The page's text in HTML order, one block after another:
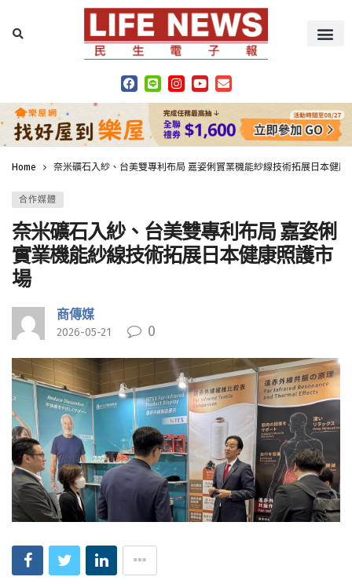
Home 奈米礦石入紗、台美雙專利布局 嘉姿俐實業機能紗線技術拓展日本健康
合作媒體
奈米礦石入紗、台美雙專利布局 嘉姿俐
實業機能紗線技術拓展日本健康照護市
場
商傳媒
2026-05-21 0